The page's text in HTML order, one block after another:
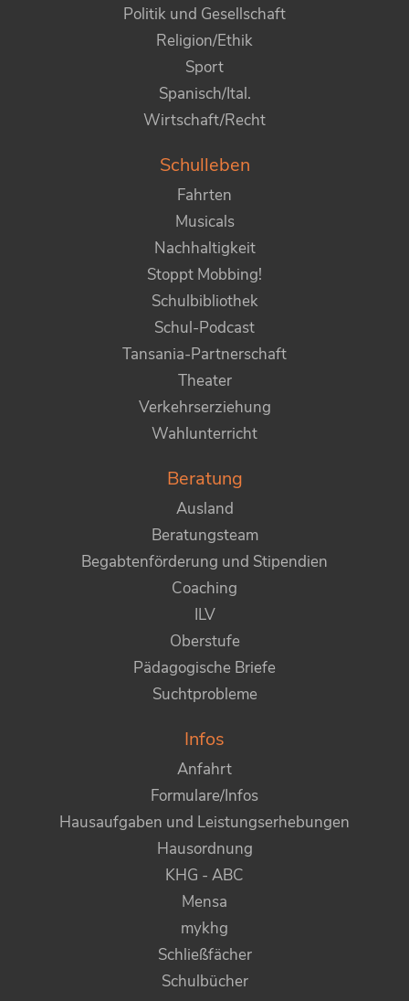
Politik und Gesellschaft
Religion/Ethik
Sport
Spanisch/Ital.
Wirtschaft/Recht
Schulleben
Fahrten
Musicals
Nachhaltigkeit
Stoppt Mobbing!
Schulbibliothek
Schul-Podcast
Tansania-Partnerschaft
Theater
Verkehrserziehung
Wahlunterricht
Beratung
Ausland
Beratungsteam
Begabtenförderung und Stipendien
Coaching
ILV
Oberstufe
Pädagogische Briefe
Suchtprobleme
Infos
Anfahrt
Formulare/Infos
Hausaufgaben und Leistungserhebungen
Hausordnung
KHG - ABC
Mensa
mykhg
Schließfächer
Schulbücher